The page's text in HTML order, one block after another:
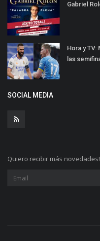
Gabriel
Hora y TV:
las
SOCIAL MEDIA
Quiero recibir más novedades!